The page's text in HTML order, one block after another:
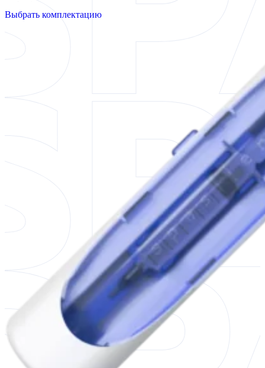
Выбрать комплектацию